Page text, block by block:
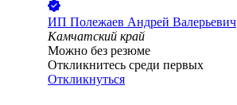
ИП Полежаев Андрей Валерьевич
Камчатский край
Можно без резюме
Откликнитесь среди первых
Откликнуться